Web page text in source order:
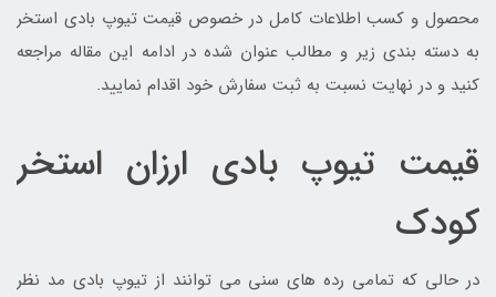
محصول و کسب اطلاعات کامل در خصوص قیمت تیوپ بادی استخر
به دسته بندی زیر و مطالب عنوان شده در ادامه این مقاله مراجعه
کنید و در نهایت نسبت به ثبت سفارش خود اقدام نمایید.
قیمت تیوپ بادی ارزان استخر
کودک
در حالی که تمامی رده های سنی می توانند از تیوپ بادی مد نظر